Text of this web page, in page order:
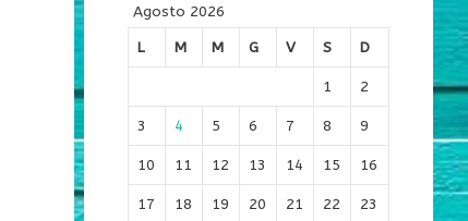
Agosto 2026
L
M M G V S D
1 2
3 4 5 6 7 8 9
10 11 12 13 14 15 16
17 18 19 20 21 22 23